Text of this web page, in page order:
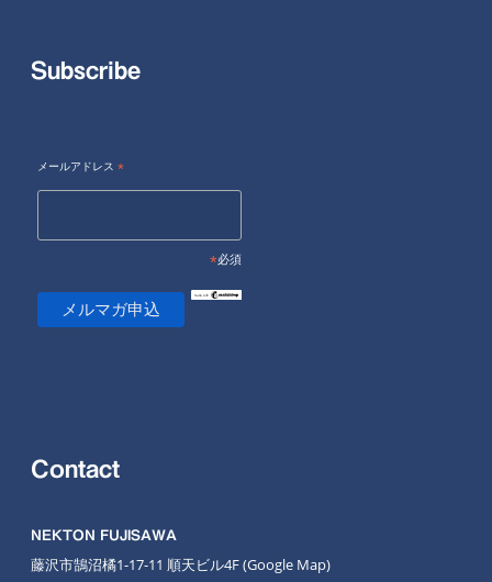
Subscribe
メールアドレス *
*必須
Contact
NEKTON FUJISAWA
藤沢市鵠沼橘1-17-11 順天ビル4F(Google Map)